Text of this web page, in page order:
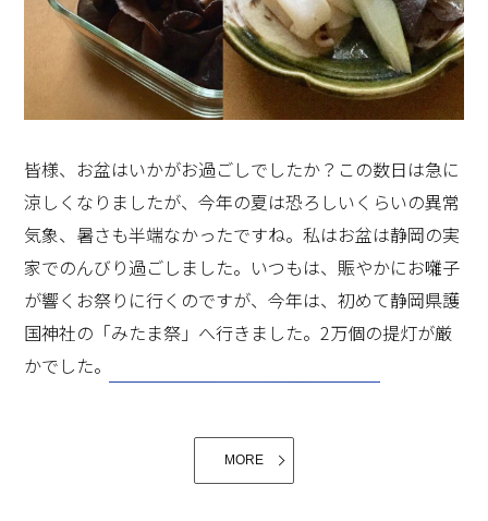
■もっと知りたい「最上級のおもてなし」
https://tinyurl.com/y94vyosq
CENTROの詳細はこちら
https://cleanup.jp/kitchen/centro/
そして、今、このブログを書いている ここミャンマーの
朝食です。
世界の朝ごはんは、その国の食文化が凝縮されているよ
い。。。
品、服など身につける物は、本当に気に入った物だけ、
着心地の良い物だけにして、定期的に処分しています。
皆様、お盆はいかがお過ごしでしたか？この数日は急に
涼しくなりましたが、今年の夏は恐ろしいくらいの異常
気象、暑さも半端なかったですね。私はお盆は静岡の実
家でのんびり過ごしました。いつもは、賑やかにお囃子
が響くお祭りに行くのですが、今年は、初めて静岡県護
国神社の「みたま祭」へ行きました。2万個の提灯が厳
かでした。
MORE